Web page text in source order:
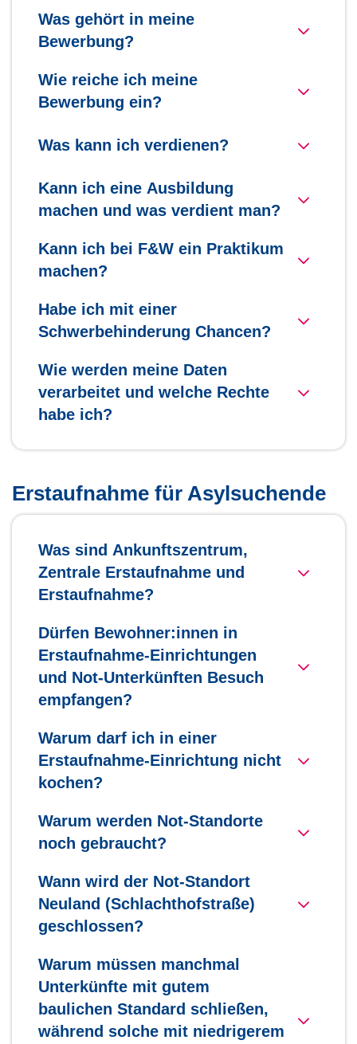
Was gehört in meine
Bewerbung?
Wie reiche ich meine
Bewerbung ein?
Was kann ich verdienen?
Kann ich eine Ausbildung
machen und was verdient man?
Kann ich bei F&W ein Praktikum
machen?
Habe ich mit einer
Schwerbehinderung Chancen?
Wie werden meine Daten
verarbeitet und welche Rechte
habe ich?
Erstaufnahme für Asylsuchende
Was sind Ankunftszentrum,
Zentrale Erstaufnahme und
Erstaufnahme?
Dürfen Bewohner:innen in
Erstaufnahme-Einrichtungen
und Not-Unterkünften Besuch
empfangen?
Warum darf ich in einer
Erstaufnahme-Einrichtung nicht
kochen?
Warum werden Not-Standorte
noch gebraucht?
Wann wird der Not-Standort
Neuland (Schlachthofstraße)
geschlossen?
Warum müssen manchmal
Unterkünfte mit gutem
baulichen Standard schließen,
während solche mit niedrigerem